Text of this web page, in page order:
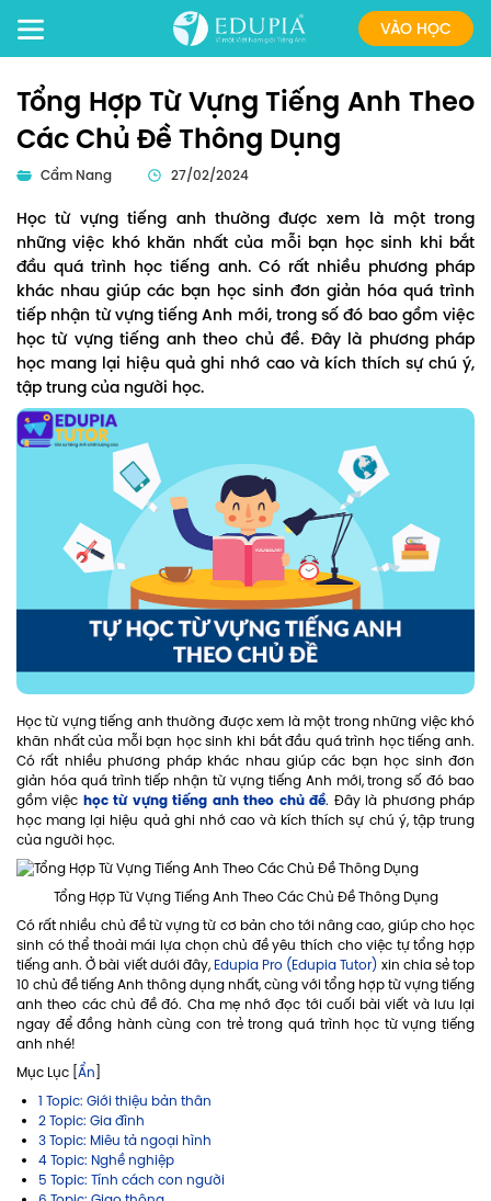
VÀO HỌC
Tổng Hợp Từ Vựng Tiếng Anh Theo
Các Chủ Đề Thông Dụng
Cẩm Nang 27/02/2024
Học từ vựng tiếng anh thường được xem là một trong
những việc khó khăn nhất của mỗi bạn học sinh khi bắt
đầu quá trình học tiếng anh. Có rất nhiều phương pháp
khác nhau giúp các bạn học sinh đơn giản hóa quá trình
tiếp nhận từ vựng tiếng Anh mới, trong số đó bao gồm việc
học từ vựng tiếng anh theo chủ đề. Đây là phương pháp
học mang lại hiệu quả ghi nhớ cao và kích thích sự chú ý,
tập trung của người học.
Học từ vựng tiếng anh thường được xem là một trong những việc khó
khăn nhất của mỗi bạn học sinh khi bắt đầu quá trình học tiếng anh.
Có rất nhiều phương pháp khác nhau giúp các bạn học sinh đơn
giản hóa quá trình tiếp nhận từ vựng tiếng Anh mới, trong số đó bao
gồm việc học từ vựng tiếng anh theo chủ đề. Đây là phương pháp
học mang lại hiệu quả ghi nhớ cao và kích thích sự chú ý, tập trung
của người học.
Tổng Hợp Từ Vựng Tiếng Anh Theo Các Chủ Đề Thông Dụng
Có rất nhiều chủ đề từ vựng từ cơ bản cho tới nâng cao, giúp cho học
sinh có thể thoải mái lựa chọn chủ đề yêu thích cho việc tự tổng hợp
tiếng anh. Ở bài viết dưới đây, Edupia Pro (Edupia Tutor) xin chia sẻ top
10 chủ đề tiếng Anh thông dụng nhất, cùng với tổng hợp từ vựng tiếng
anh theo các chủ đề đó. Cha mẹ nhớ đọc tới cuối bài viết và lưu lại
ngay để đồng hành cùng con trẻ trong quá trình học từ vựng tiếng
anh nhé!
Mục Lục [ Ẩn
1 Topic: Giới thiệu bản thân
2 Topic: Gia đình
3 Topic: Miêu tả ngoại hình
4 Topic: Nghề nghiệp
5 Topic: Tính cách con người